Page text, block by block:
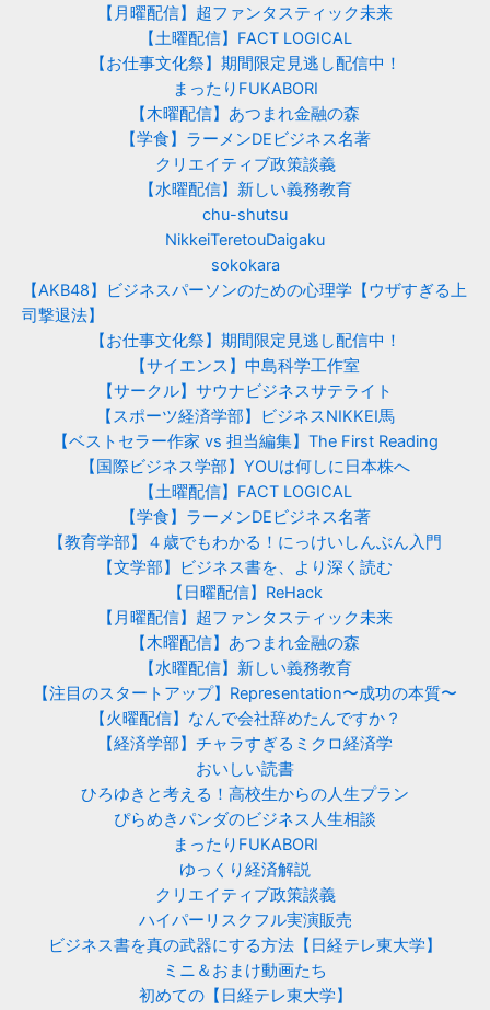
【月曜配信】超ファンタスティック未来
【土曜配信】FACT LOGICAL
【お仕事文化祭】期間限定見逃し配信中！
まったりFUKABORI
【木曜配信】あつまれ金融の森
【学食】ラーメンDEビジネス名著
クリエイティブ政策談義
【水曜配信】新しい義務教育
chu-shutsu
NikkeiTeretouDaigaku
sokokara
【AKB48】ビジネスパーソンのための心理学【ウザすぎる上
司撃退法】
【お仕事文化祭】期間限定見逃し配信中！
【サイエンス】中島科学工作室
【サークル】サウナビジネスサテライト
【スポーツ経済学部】ビジネスNIKKEI馬
【ベストセラー作家 vs 担当編集】The First Reading
【国際ビジネス学部】YOUは何しに日本株へ
【土曜配信】FACT LOGICAL
【学食】ラーメンDEビジネス名著
【教育学部】４歳でもわかる！にっけいしんぶん入門
【文学部】ビジネス書を、より深く読む
【日曜配信】ReHack
【月曜配信】超ファンタスティック未来
【木曜配信】あつまれ金融の森
【水曜配信】新しい義務教育
【注目のスタートアップ】Representation〜成功の本質〜
【火曜配信】なんで会社辞めたんですか？
【経済学部】チャラすぎるミクロ経済学
おいしい読書
ひろゆきと考える！高校生からの人生プラン
ぴらめきパンダのビジネス人生相談
まったりFUKABORI
ゆっくり経済解説
クリエイティブ政策談義
ハイパーリスクフル実演販売
ビジネス書を真の武器にする方法【日経テレ東大学】
ミニ＆おまけ動画たち
初めての【日経テレ東大学】